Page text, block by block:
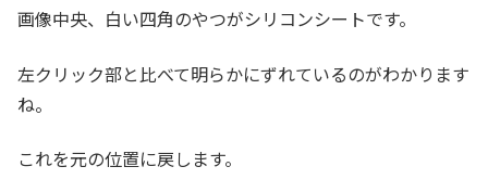
画像中央、白い四角のやつがシリコンシートです。
左クリック部と比べて明らかにずれているのがわかります
ね。
これを元の位置に戻します。